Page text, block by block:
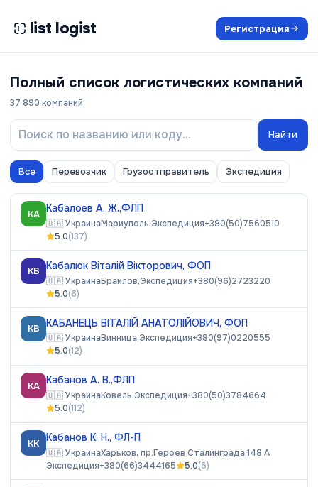
list logist Регистрация
Полный список логистических компаний
37 890 компаний
Найти
Все Перевозчик Грузоотправитель Экспедиция
КА Кабалоев А. Ж.,ФЛП
🇺🇦УкраинаМариуполь,Экспедиция+380(50)7560510
5.0(137)
КВ Кабалюк Віталій Вікторович, ФОП
🇺🇦УкраинаБраилов,Экспедиция+380(96)2723220
5.0(6)
КВ КАБАНЕЦЬ ВІТАЛІЙ АНАТОЛІЙОВИЧ, ФОП
🇺🇦УкраинаВинница,Экспедиция+380(97)0220555
5.0(12)
КА Кабанов А. В.,ФЛП
🇺🇦УкраинаКовель,Экспедиция+380(50)3784664
5.0(112)
КК Кабанов К. Н., ФЛ-П
🇺🇦УкраинаХарьков, пр.Героев Сталинграда 148 А
Экспедиция+380(66)3444165 5.0(5)